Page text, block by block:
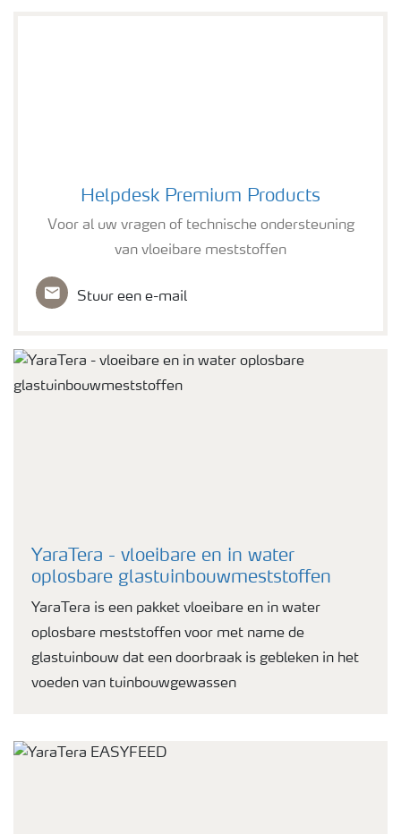
Helpdesk Premium Products
Voor al uw vragen of technische ondersteuning
van vloeibare meststoffen
Stuur een e-mail
YaraTera - vloeibare en in water
oplosbare glastuinbouwmeststoffen
YaraTera is een pakket vloeibare en in water
oplosbare meststoffen voor met name de
glastuinbouw dat een doorbraak is gebleken in het
voeden van tuinbouwgewassen